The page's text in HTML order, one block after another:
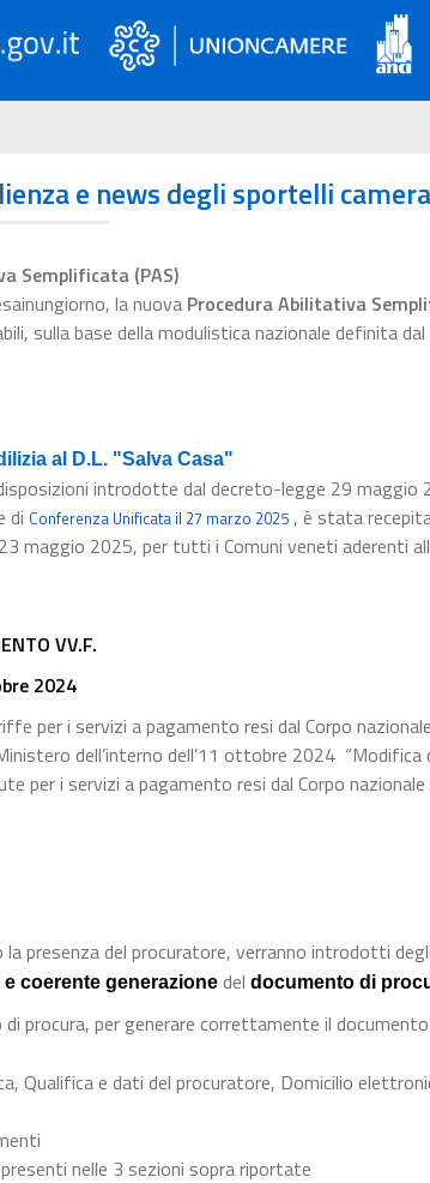
e news degli sportelli
Semplificata (PAS)
la nuova Procedura Abilitativa
sulla base della modulistica nazionale definita
al D.L. "Salva Casa"
introdotte dal decreto-legge 29 maggio
di Conferenza Unificata il 27 marzo 2025 , è stata
maggio 2025, per tutti i Comuni veneti aderenti
VV.F.
2024
per i servizi a pagamento resi dal Corpo
dell’interno dell’11 ottobre 2024
per i servizi a pagamento resi dal Corpo nazionale
la presenza del procuratore, verranno introdotti
coerente generazione del documento di
procura, per generare correttamente il
Qualifica e dati del procuratore, Domicilio
nelle 3 sezioni sopra riportate